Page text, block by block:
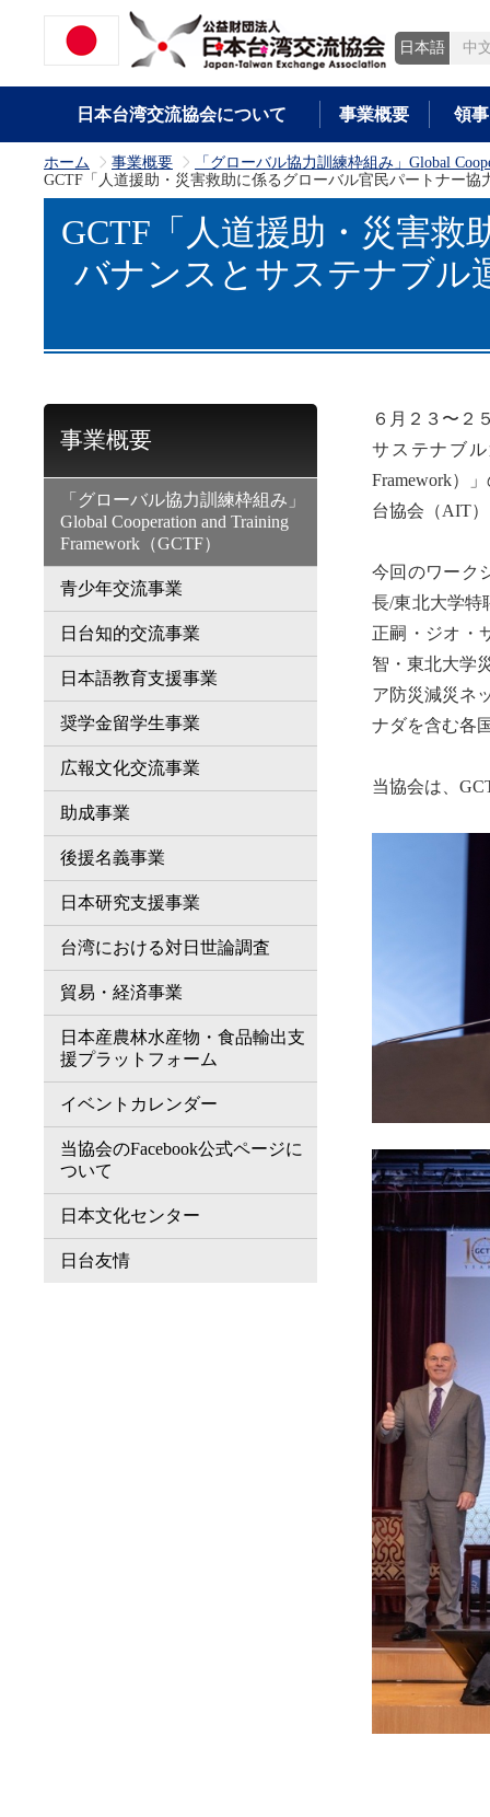
日本語 中
日本台湾交流協会について 事業概要 領
ホーム >
事業概要 >「グローバル協力訓練枠組み」Global
GCTF「人道援助・災害救助に係るグローバル官民パートナー
GCTF「人道援助・災害
バナンスとサステナブル
６月２３〜２
サステナブル
Framework）
台協会（AIT
今回のワーク
長/東北大学特
正嗣・ジオ・
智・東北大学
ア防災減災ネ
ナダを含む各
当協会は、
事業概要
「グローバル協力訓練枠組み」
Global Cooperation and Training
Framework（GCTF）
青少年交流事業
日台知的交流事業
日本語教育支援事業
奨学金留学生事業
広報文化交流事業
助成事業
後援名義事業
日本研究支援事業
台湾における対日世論調査
貿易・経済事業
日本産農林水産物・食品輸出支
援プラットフォーム
イベントカレンダー
当協会のFacebook公式ページに
ついて
日本文化センター
日台友情